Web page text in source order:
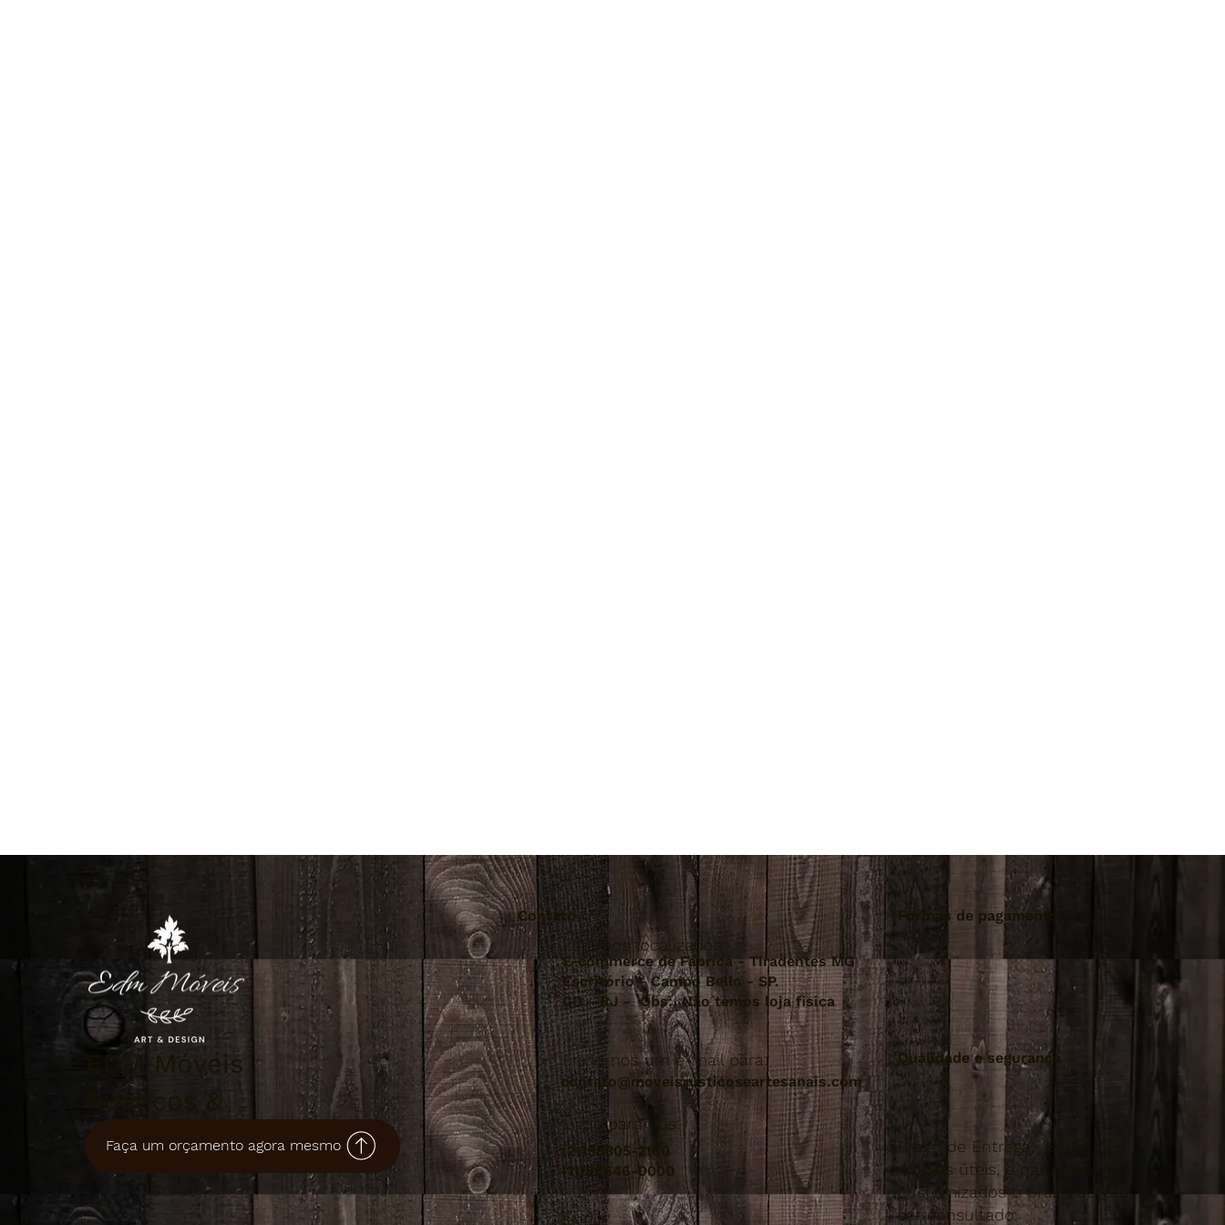
EDM Móveis
Rústicos &
Artesanais
Faça um orçamento agora mesmo
Contato
Estamos localizados:
E-commerce de Fábrica - Tiradentes MG
Escritório - Campo Bello - SP.
CD - RJ - Obs: Não temos loja fisica
Envie-nos um e-mail para:
contato@moveisrusticoseartesanais.com
Ligue para nós:
(21)98305-2160
(11)98646-0000
CNPJ:
Formas de pagamento
Qualidade e segurança
Prazo de Entrega: Entre 35 a
40 dias úteis, e para pedidos
customizados o prazo deverá
ser consultado